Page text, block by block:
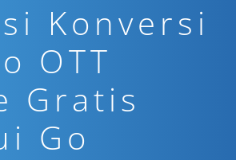
Konversi
OTT
Gratis
Go